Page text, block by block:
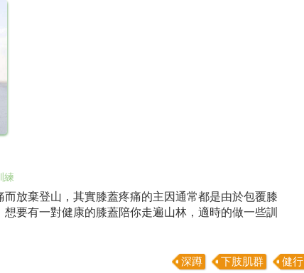
練
放棄登山，其實膝蓋疼痛的主因通常都是由於包覆膝
要有一對健康的膝蓋陪你走遍山林，適時的做一些訓
深蹲 下肢肌群 健行